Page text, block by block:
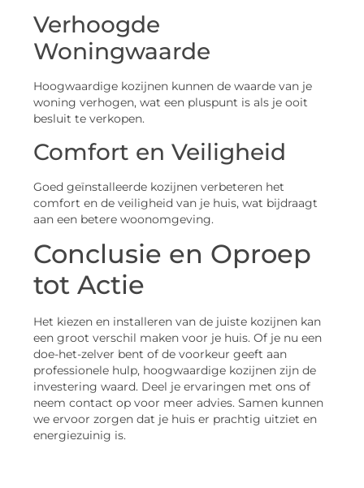
Verhoogde
Woningwaarde
Hoogwaardige kozijnen kunnen de waarde van je
woning verhogen, wat een pluspunt is als je ooit
besluit te verkopen.
Comfort en Veiligheid
Goed geïnstalleerde kozijnen verbeteren het
comfort en de veiligheid van je huis, wat bijdraagt
aan een betere woonomgeving.
Conclusie en Oproep
tot Actie
Het kiezen en installeren van de juiste kozijnen kan
een groot verschil maken voor je huis. Of je nu een
doe-het-zelver bent of de voorkeur geeft aan
professionele hulp, hoogwaardige kozijnen zijn de
investering waard. Deel je ervaringen met ons of
neem contact op voor meer advies. Samen kunnen
we ervoor zorgen dat je huis er prachtig uitziet en
energiezuinig is.